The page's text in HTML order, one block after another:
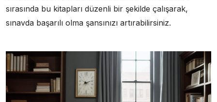
sırasında bu kitapları düzenli bir şekilde çalışarak,
sınavda başarılı olma şansınızı artırabilirsiniz.